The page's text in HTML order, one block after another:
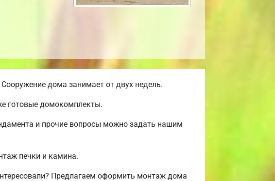
дома занимает от двух недель.
готовые домокомплекты.
и прочие вопросы можно задать нашим
печки и камина.
Предлагаем оформить монтаж дома